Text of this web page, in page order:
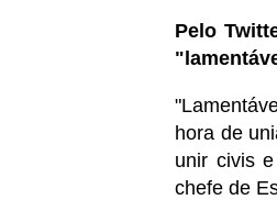
Pelo
hora de
unir civis
chefe de